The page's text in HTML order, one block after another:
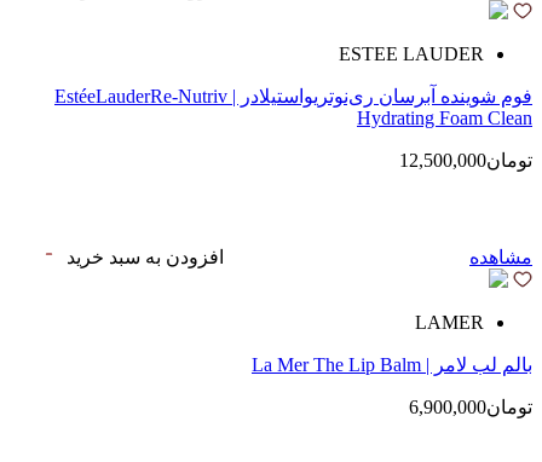
ESTEE LAUDER
فوم شوینده آبرسان ری‌نوتریواستیلادر | EstéeLauderRe-Nutriv
Hydrating Foam Clean
تومان12,500,000
مشاهده افزودن به سبد خرید
LAMER
بالم لب لامر | La Mer The Lip Balm
تومان6,900,000